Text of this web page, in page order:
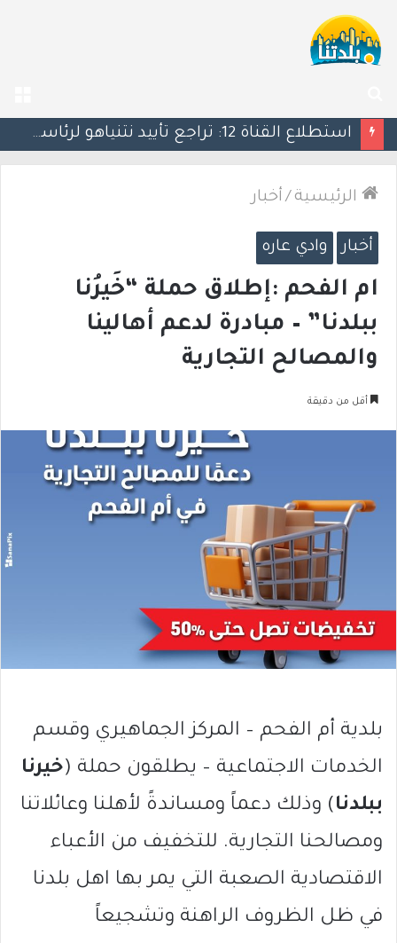
عن
كين يحذر ترامب: التصعيد العسكري ضد إيران قد يأتي بنتائج عكسية
الرئيسية / أخبار
أخبار وادي عاره
ام الفحم :إطلاق حملة “خَيرُنا
ببلدنا” – مبادرة لدعم أهالينا
والمصالح التجارية
أقل من دقيقة
بلدية أم الفحم – المركز الجماهيري وقسم
الخدمات الاجتماعية – يطلقون حملة (خيرنا
ببلدنا) وذلك دعماً ومساندةً لأهلنا وعائلاتنا
ومصالحنا التجارية. للتخفيف من الأعباء
الاقتصادية الصعبة التي يمر بها اهل بلدنا
في ظل الظروف الراهنة وتشجيعاً